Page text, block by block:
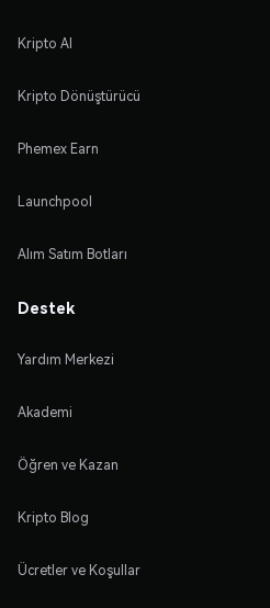
Kripto Al
Kripto Dönüştürücü
Phemex Earn
Launchpool
Alım Satım Botları
Destek
Yardım Merkezi
Akademi
Öğren ve Kazan
Kripto Blog
Ücretler ve Koşullar